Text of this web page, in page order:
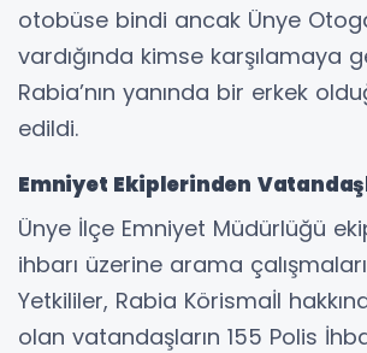
otobüse bindi ancak Ünye
vardığında kimse karşılamaya
Rabia’nın yanında bir erkek
edildi.
Emniyet Ekiplerinden
Ünye İlçe Emniyet Müdürlüğü
ihbarı üzerine arama
Yetkililer, Rabia Körismaİl
olan vatandaşların 155 Polis